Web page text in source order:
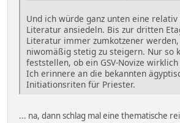
Und ich würde ganz unten eine
Literatur ansiedeln. Bis zur dritten
Literatur immer zumkotzener
niwomäßig stetig zu steigern. Nur so
feststellen, ob ein GSV-Novize
Ich erinnere an die bekannten
Initiationsriten für Priester.
... na, dann schlag mal eine thematische